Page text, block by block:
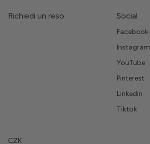
Richiedi un reso Social
Facebook
Instagram
YouTube
Pinterest
Linkedin
Tiktok
CZK